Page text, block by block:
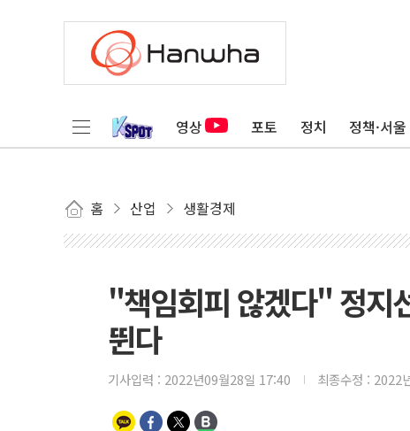
영상 포토 정치 정책·서울
홈 산업 생활경제
"책임회피 않겠다" 정지
뛴다
기사입력 : 2022년09월28일 17:40 최종수정 : 2022